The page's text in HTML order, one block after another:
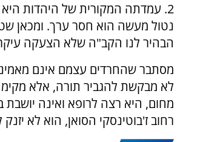
2. עמדתה המקורית של היהדות
נטול מעשה הוא חסר ערך. ומכאן
הבהיר לנו הקב"ה שלא הצעקה
מסתבר שהחרדים עצמם אינם
לא מבקשת להגביר תורה, אלא
מחום, היא רצה לרופא ואינה
רחוב ז'בוטינסקי הסואן, הוא לא